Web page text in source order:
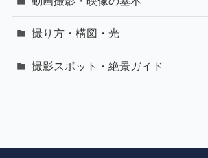
撮り方・構図・光
撮影スポット・絶景ガイド